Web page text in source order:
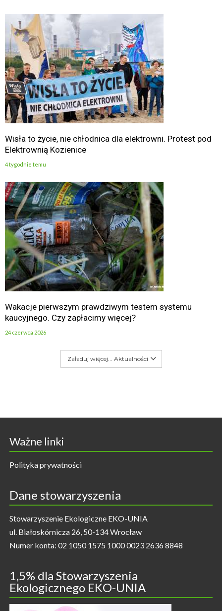
Wisła to życie, nie chłodnica dla elektrowni. Protest pod
Elektrownią Kozienice
4 tygodnie temu
Wakacje pierwszym prawdziwym testem systemu
kaucyjnego. Czy zapłacimy więcej?
24 czerwca 2026
Załaduj więcej... Aktualności
Ważne linki
Polityka prywatności
Dane stowarzyszenia
Stowarzyszenie Ekologiczne EKO-UNIA
ul. Białoskórnicza 26, 50-134 Wrocław
Numer konta: 02 1050 1575 1000 0023 2636 8848
1,5% dla Stowarzyszenia
Ekologicznego EKO-UNIA